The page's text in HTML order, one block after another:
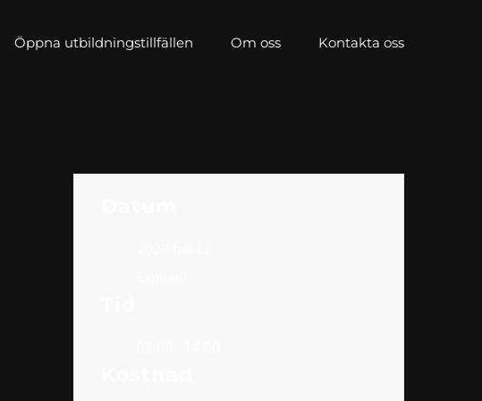
Öppna utbildningstillfällen Om oss Kontakta oss